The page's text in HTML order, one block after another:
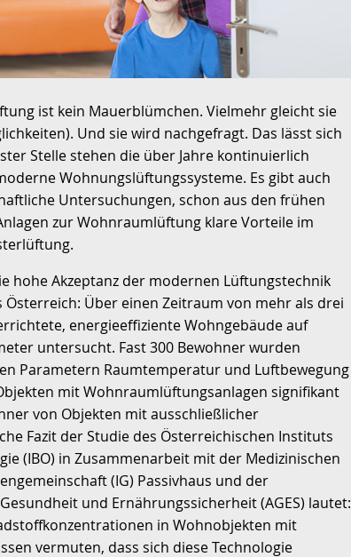
ist kein Mauerblümchen. Vielmehr gleicht sie
Und sie wird nachgefragt. Das lässt sich
Stelle stehen die über Jahre kontinuierlich
Wohnungslüftungssysteme. Es gibt auch
Untersuchungen, schon aus den frühen
zur Wohnraumlüftung klare Vorteile im
hohe Akzeptanz der modernen Lüftungstechnik
Österreich: Über einen Zeitraum von mehr als drei
energieeffiziente Wohngebäude auf
untersucht. Fast 300 Bewohner wurden
Parametern Raumtemperatur und Luftbewegung
mit Wohnraumlüftungsanlagen signifikant
von Objekten mit ausschließlicher
Fazit der Studie des Österreichischen Instituts
(IBO) in Zusammenarbeit mit der Medizinischen
(IG) Passivhaus und der
und Ernährungssicherheit (AGES) lautet:
in Wohnobjekten mit
vermuten, dass sich diese Technologie